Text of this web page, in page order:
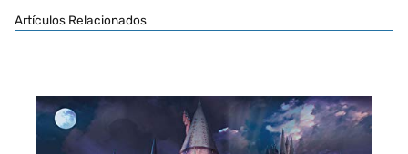
Artículos Relacionados